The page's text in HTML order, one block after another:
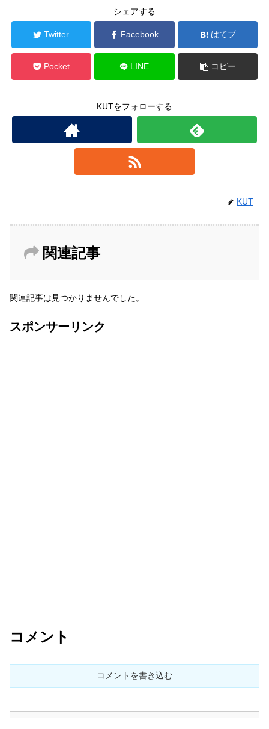
シェアする
Twitter Facebook はてブ
Pocket LINE コピー
KUTをフォローする
KUT
関連記事
関連記事は見つかりませんでした。
スポンサーリンク
コメント
コメントを書き込む